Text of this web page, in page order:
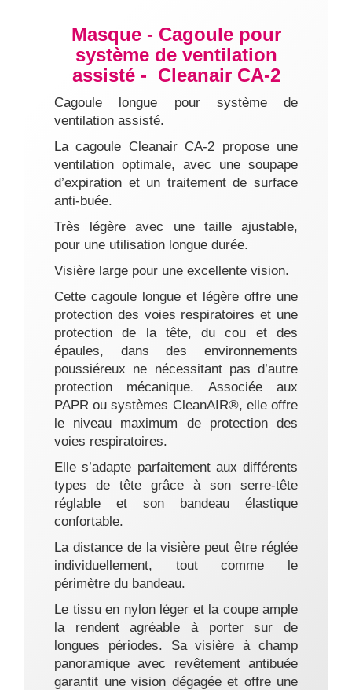
Masque - Cagoule pour
système de ventilation
assisté - Cleanair CA-2
Cagoule longue pour système de
ventilation assisté.
La cagoule Cleanair CA-2 propose une
ventilation optimale, avec une soupape
d’expiration et un traitement de surface
anti-buée.
Très légère avec une taille ajustable,
pour une utilisation longue durée.
Visière large pour une excellente vision.
Cette cagoule longue et légère offre une
protection des voies respiratoires et une
protection de la tête, du cou et des
épaules, dans des environnements
poussiéreux ne nécessitant pas d’autre
protection mécanique. Associée aux
PAPR ou systèmes CleanAIR®, elle offre
le niveau maximum de protection des
voies respiratoires.
Elle s’adapte parfaitement aux différents
types de tête grâce à son serre-tête
réglable et son bandeau élastique
confortable.
La distance de la visière peut être réglée
individuellement, tout comme le
périmètre du bandeau.
Le tissu en nylon léger et la coupe ample
la rendent agréable à porter sur de
longues périodes. Sa visière à champ
panoramique avec revêtement antibuée
garantit une vision dégagée et offre une